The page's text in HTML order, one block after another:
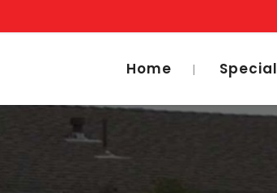
Home